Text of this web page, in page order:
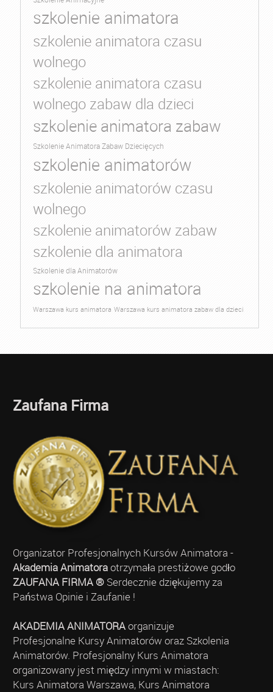
szkolenie animatora
szkolenie animatora czasu
wolnego
szkolenie animatora czasu
wolnego zabaw dla dzieci
szkolenie animatora zabaw
Szkolenie Animatora Zabaw Dziecięcych
szkolenie animatorów
szkolenie animatorów czasu
wolnego
szkolenie animatorów zabaw
szkolenie dla animatora
Szkolenie dla Animatorów
szkolenie na animatora
Warszawa kurs animatora Warszawa kurs animatora zabaw dla dzieci
Zaufana Firma
Organizator Profesjonalnych Kursów Animatora -
Akademia Animatoraotrzymała prestiżowe godło
ZAUFANA FIRMA ®Serdecznie dziękujemy za
Państwa Opinie i Zaufanie !
AKADEMIA ANIMATORAorganizuje
Profesjonalne Kursy Animatorów oraz Szkolenia
Animatorów. Profesjonalny Kurs Animatora
organizowany jest między innymi w miastach:
Kurs Animatora Warszawa, Kurs Animatora